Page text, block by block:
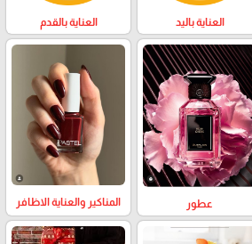
العناية باليد العناية بالقدم
عطور المناكير والعناية الاظافر